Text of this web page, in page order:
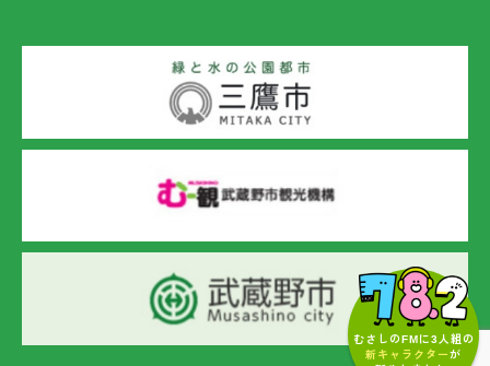
むさしのFMに3人組の
新キャラクターが